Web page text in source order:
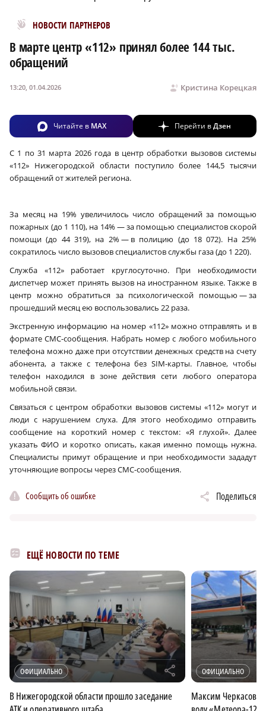
НОВОСТИ ПАРТНЕРОВ
Новости МирТесен
В марте центр «112» принял более 144 тыс.
обращений
Кристина Корецкая
13:20, 01.04.2026
Читайте в MAX Перейти вДзен
С 1 по 31 марта 2026 года в центр обработки вызовов системы
«112» Нижегородской области поступило более 144,5 тысячи
обращений от жителей региона.
За месяц на 19% увеличилось число обращений за помощью
пожарных (до 1 110), на 14% — за помощью специалистов скорой
помощи (до 44 319), на 2% — в полицию (до 18 072). На 25%
сократилось число вызовов специалистов службы газа (до 1 220).
Служба «112» работает круглосуточно. При необходимости
диспетчер может принять вызов на иностранном языке. Также в
центр можно обратиться за психологической помощью — за
прошедший месяц ею воспользовались 22 раза.
Экстренную информацию на номер «112» можно отправлять и в
формате СМС-сообщения. Набрать номер с любого мобильного
телефона можно даже при отсутствии денежных средств на счету
абонента, а также с телефона без SIM-карты. Главное, чтобы
телефон находился в зоне действия сети любого оператора
мобильной связи.
Связаться с центром обработки вызовов системы «112» могут и
люди с нарушением слуха. Для этого необходимо отправить
сообщение на короткий номер с текстом: «Я глухой». Далее
указать ФИО и коротко описать, какая именно помощь нужна.
Специалисты примут обращение и при необходимости зададут
уточняющие вопросы через СМС-сообщения.
Сообщить об ошибке Поделиться
ЕЩЁ НОВОСТИ ПО ТЕМЕ
ОФИЦИАЛЬНО r
В Нижегородской области прошло заседание
ОФИЦИАЛЬНО
Максим Черкасов